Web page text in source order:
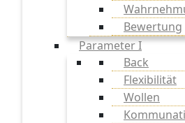
Bewertung
Parameter I
Back
Flexibilität
Wollen